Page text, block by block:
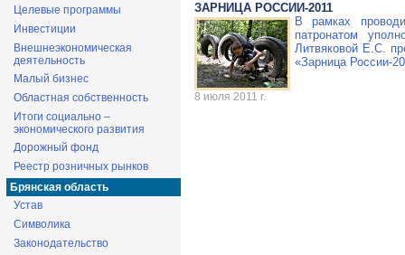
Целевые программы
Инвестиции
Внешнеэкономическая
деятельность
Малый бизнес
Областная собственность
Итоги социально –
экономического развития
Дорожный фонд
Реестр розничных рынков
Брянская область
Устав
Символика
Законодательство
ЗАРНИЦА РОССИИ-2011
В рамках
патронатом
Литвяковой Е.С.
«Зарница России-
8 июля 2011 г.